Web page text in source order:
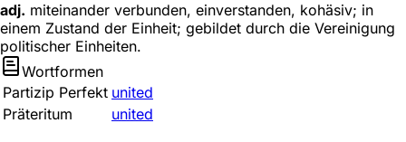
adj. miteinander verbunden, einverstanden, kohäsiv; in
einem Zustand der Einheit; gebildet durch die Vereinigung
politischer Einheiten.
Wortformen
Partizip Perfekt united
Präteritum
united